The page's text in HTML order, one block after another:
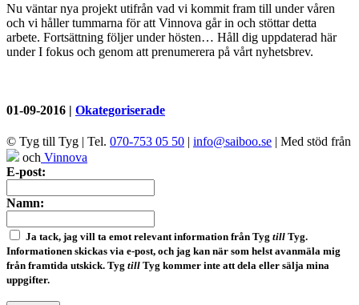
Nu väntar nya projekt utifrån vad vi kommit fram till under våren
och vi håller tummarna för att Vinnova går in och stöttar detta
arbete. Fortsättning följer under hösten… Håll dig uppdaterad här
under I fokus och genom att prenumerera på vårt nyhetsbrev.
01-09-2016 | Okategoriserade
© Tyg till Tyg | Tel. 070-753 05 50 | info@saiboo.se | Med stöd från
och Vinnova
E-post:
Namn:
Ja tack, jag vill ta emot relevant information från Tyg till Tyg.
Informationen skickas via e-post, och jag kan när som helst avanmäla mig
från framtida utskick. Tyg till Tyg kommer inte att dela eller sälja mina
uppgifter.